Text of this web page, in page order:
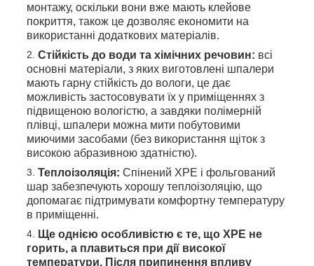
монтажу, оскільки вони вже мають клейове
покриття, також це дозволяє економити на
використанні додаткових матеріалів.
Стійкість до води та хімічних речовин: всі
основні матеріали, з яких виготовлені шпалери
мають гарну стійкість до вологи, це дає
можливість застосовувати їх у приміщеннях з
підвищеною вологістю, а завдяки полімерній
плівці, шпалери можна мити побутовими
миючими засобами (без використання щіток з
високою абразивною здатністю).
Теплоізоляція: Спінений ХРЕ і фольгований
шар забезпечують хорошу теплоізоляцію, що
допомагає підтримувати комфортну температуру
в приміщенні.
Ще однією особливістю є те, що ХРЕ не
горить, а плавиться при дії високої
температури. Після припинення впливу